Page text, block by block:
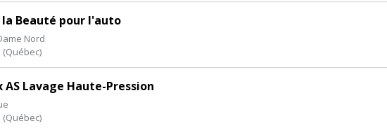
la Beauté pour l'auto
Nord
(Québec)
AS Lavage Haute-Pression
(Québec)